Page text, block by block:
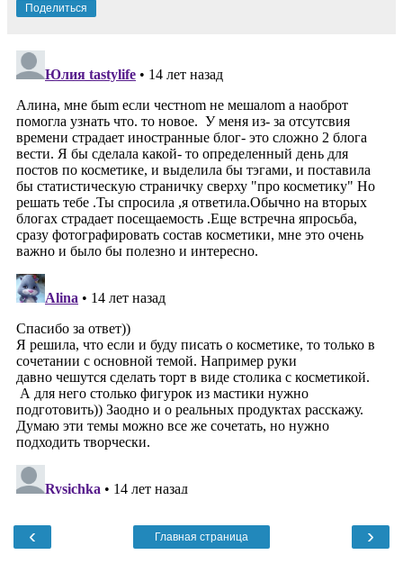
Поделиться
‹ ›
Главная страница